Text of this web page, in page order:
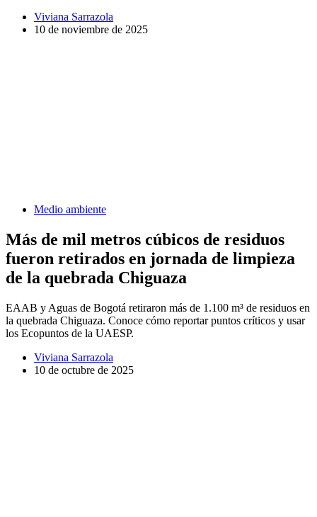
Viviana Sarrazola
10 de noviembre de 2025
Medio ambiente
Más de mil metros cúbicos de residuos
fueron retirados en jornada de limpieza
de la quebrada Chiguaza
EAAB y Aguas de Bogotá retiraron más de 1.100 m³ de residuos en
la quebrada Chiguaza. Conoce cómo reportar puntos críticos y usar
los Ecopuntos de la UAESP.
Viviana Sarrazola
10 de octubre de 2025